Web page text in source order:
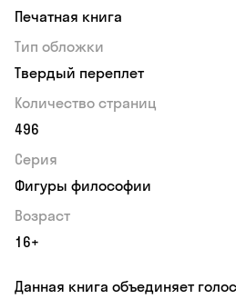
Печатная книга
Тип обложки
Твердый переплет
Количество страниц
496
Серия
Фигуры философии
Возраст
16+
Данная книга объединяет